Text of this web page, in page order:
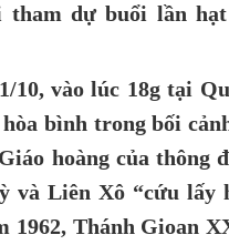
tham dự buổi lần
10, vào lúc 18g tại
bình trong bối
hoàng của thông
và Liên Xô “cứu lấy
1962, Thánh Gioan